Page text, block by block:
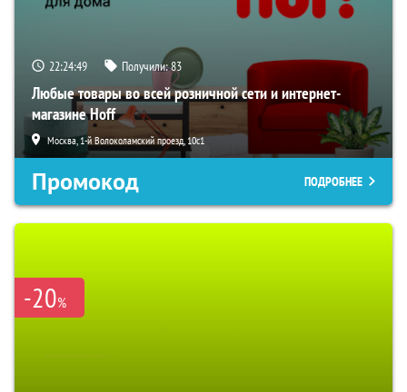
22:24:48 Получили:83
Любые товары во всей розничной сети и интернет-
магазине Hoff
Москва, 1-й Волоколамский проезд, 10с1
Промокод ПОДРОБНЕЕ
-20%